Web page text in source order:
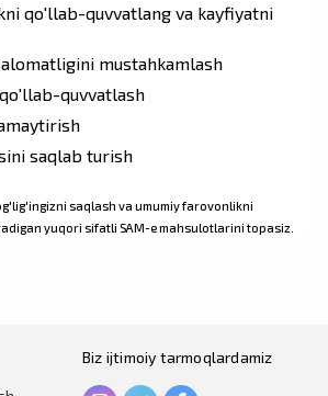
qo'llab-quvvatlang va kayfiyatni
mustahkamlash
quvvatlash
saqlab turish
saqlash va umumiy farovonlikni
yuqori sifatli SAM-e mahsulotlarini topasiz.
Biz ijtimoiy tarmoqlardamiz